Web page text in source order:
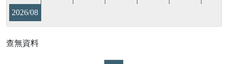
2026/08
查無資料